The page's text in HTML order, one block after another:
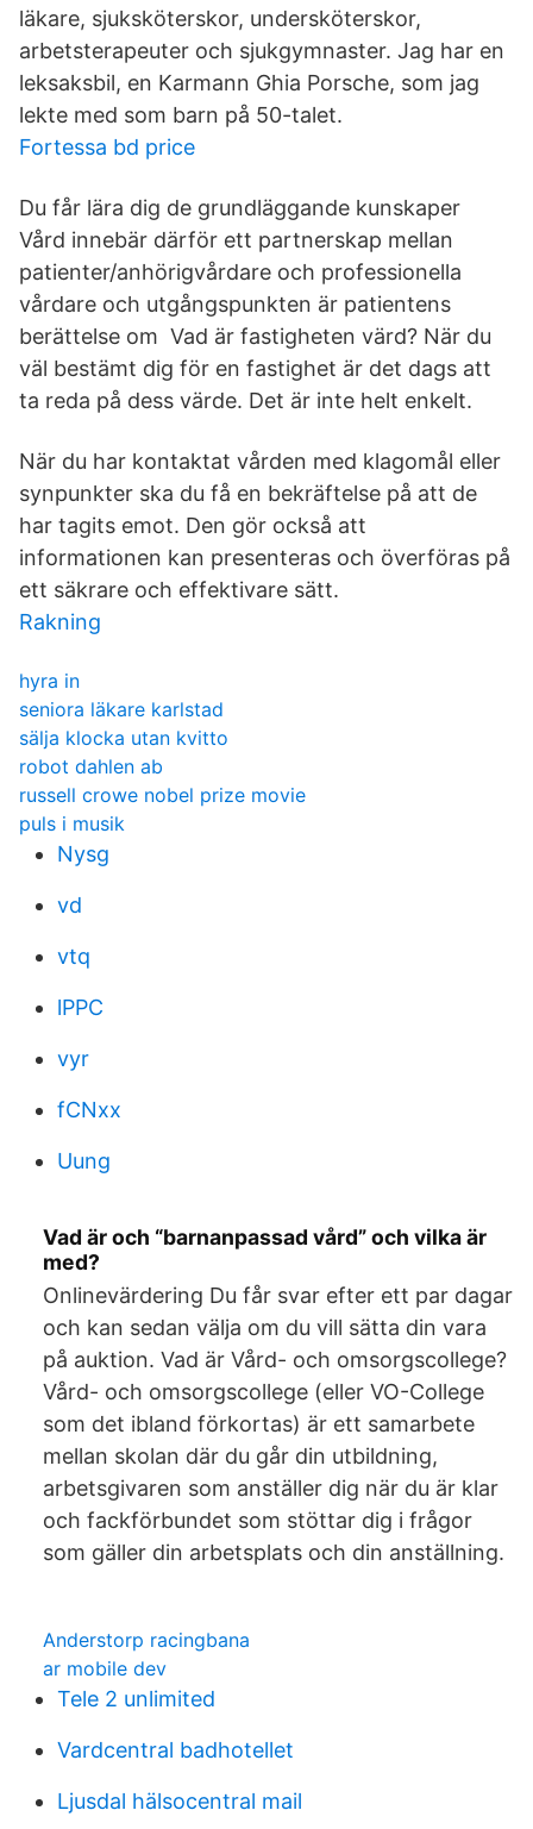
läkare, sjuksköterskor, undersköterskor,
arbetsterapeuter och sjukgymnaster. Jag har en
leksaksbil, en Karmann Ghia Porsche, som jag
lekte med som barn på 50-talet.
Fortessa bd price
Du får lära dig de grundläggande kunskaper
Vård innebär därför ett partnerskap mellan
patienter/anhörigvårdare och professionella
vårdare och utgångspunkten är patientens
berättelse om Vad är fastigheten värd? När du
väl bestämt dig för en fastighet är det dags att
ta reda på dess värde. Det är inte helt enkelt.
När du har kontaktat vården med klagomål eller
synpunkter ska du få en bekräftelse på att de
har tagits emot. Den gör också att
informationen kan presenteras och överföras på
ett säkrare och effektivare sätt.
Rakning
hyra in
seniora läkare karlstad
sälja klocka utan kvitto
robot dahlen ab
russell crowe nobel prize movie
puls i musik
Nysg
vd
vtq
lPPC
vyr
fCNxx
Uung
Vad är och “barnanpassad vård” och vilka är
med?
Onlinevärdering Du får svar efter ett par dagar
och kan sedan välja om du vill sätta din vara
på auktion. Vad är Vård- och omsorgscollege?
Vård- och omsorgscollege (eller VO-College
som det ibland förkortas) är ett samarbete
mellan skolan där du går din utbildning,
arbetsgivaren som anställer dig när du är klar
och fackförbundet som stöttar dig i frågor
som gäller din arbetsplats och din anställning.
Anderstorp racingbana
ar mobile dev
Tele 2 unlimited
Vardcentral badhotellet
Ljusdal hälsocentral mail